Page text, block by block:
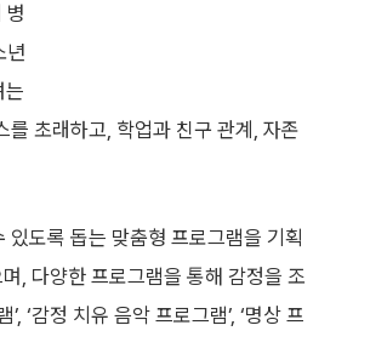
병
년
는
초래하고, 학업과 친구 관계, 자존
도록 돕는 맞춤형 프로그램을 기획
, 다양한 프로그램을 통해 감정을 조
‘감정 치유 음악 프로그램’, ‘명상 프